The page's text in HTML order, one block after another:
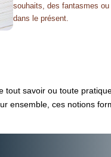
souhaits, des fantasmes
dans le présent.
tout savoir ou toute
ensemble, ces notions